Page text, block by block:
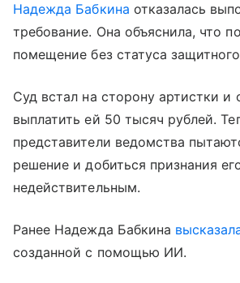
Надежда Бабкина отказалась
требование. Она объяснила, что
помещение без статуса
Суд встал на сторону артистки и
выплатить ей 50 тысяч рублей.
представители ведомства
решение и добиться признания
недействительным.
Ранее Надежда Бабкина
созданной с помощью ИИ.